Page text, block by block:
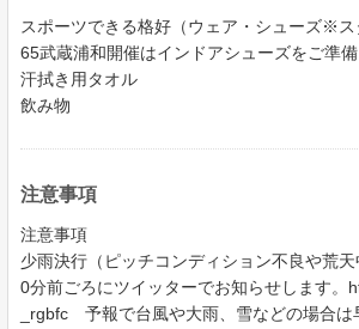
スポーツできる格好（ウェア・シューズ※
65武蔵浦和開催はインドアシューズをご準備
汗拭き用タオル
飲み物
注意事項
注意事項
少雨決行（ピッチコンディション不良や荒
0分前ごろにツイッターでお知らせします。
_rgbfc 予報で台風や大雨、雪などの場合は